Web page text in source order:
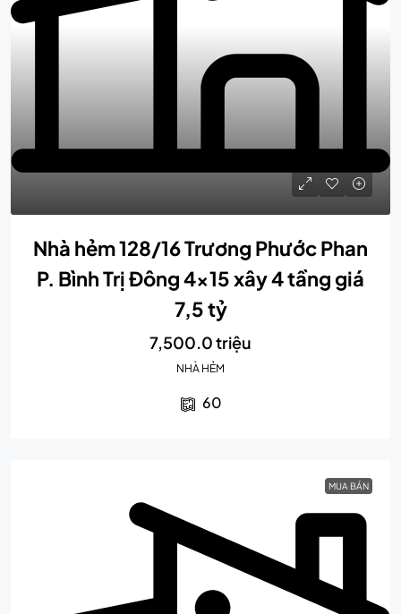
Nhà hẻm 128/16 Trương Phước Phan
P. Bình Trị Đông 4×15 xây 4 tầng giá
7,5 tỷ
7,500.0 triệu
NHÀ HẺM
60
MUA BÁN